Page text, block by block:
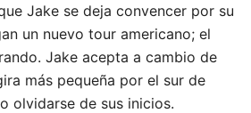
Jake se deja convencer por su
un nuevo tour americano; el
Jake acepta a cambio de
más pequeña por el sur de
olvidarse de sus inicios.